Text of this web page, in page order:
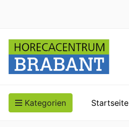
Kategorien Startseite